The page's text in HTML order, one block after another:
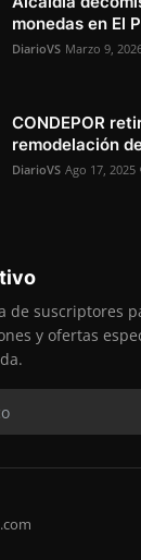
monedas en El
DiarioVS Marzo 9,
CONDEPOR
remodelación
DiarioVS Ago 17, 2025
de suscriptores
y ofertas